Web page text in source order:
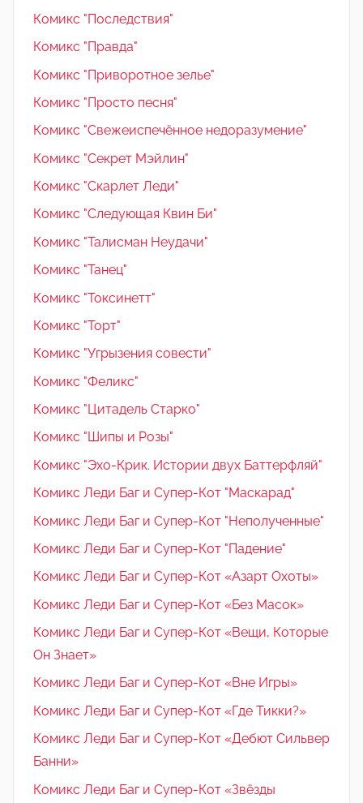
Комикс "Последствия"
Комикс "Правда"
Комикс "Приворотное зелье"
Комикс "Просто песня"
Комикс "Свежеиспечённое недоразумение"
Комикс "Секрет Мэйлин"
Комикс "Скарлет Леди"
Комикс "Следующая Квин Би"
Комикс "Талисман Неудачи"
Комикс "Танец"
Комикс "Токсинетт"
Комикс "Торт"
Комикс "Угрызения совести"
Комикс "Феликс"
Комикс "Цитадель Старко"
Комикс "Шипы и Розы"
Комикс "Эхо-Крик. Истории двух Баттерфляй"
Комикс Леди Баг и Супер-Кот "Маскарад"
Комикс Леди Баг и Супер-Кот "Неполученные"
Комикс Леди Баг и Супер-Кот "Падение"
Комикс Леди Баг и Супер-Кот «Азарт Охоты»
Комикс Леди Баг и Супер-Кот «Без Масок»
Комикс Леди Баг и Супер-Кот «Вещи, Которые
Он Знает»
Комикс Леди Баг и Супер-Кот «Вне Игры»
Комикс Леди Баг и Супер-Кот «Где Тикки?»
Комикс Леди Баг и Супер-Кот «Дебют Сильвер
Банни»
Комикс Леди Баг и Супер-Кот «Звёзды